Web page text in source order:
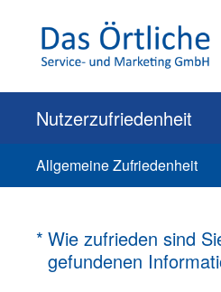
Nutzerzufriedenheit
Allgemeine Zufriedenheit
* Wie zufrieden sind
gefundenen
(Erforderlich.)